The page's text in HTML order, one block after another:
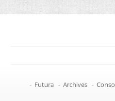
- Futura - Archives - Conso